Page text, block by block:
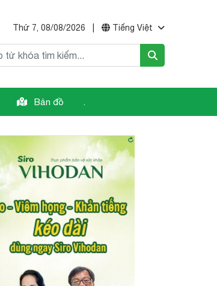
Thứ 7, 08/08/2026 Tiếng Việt
Bản đồ .